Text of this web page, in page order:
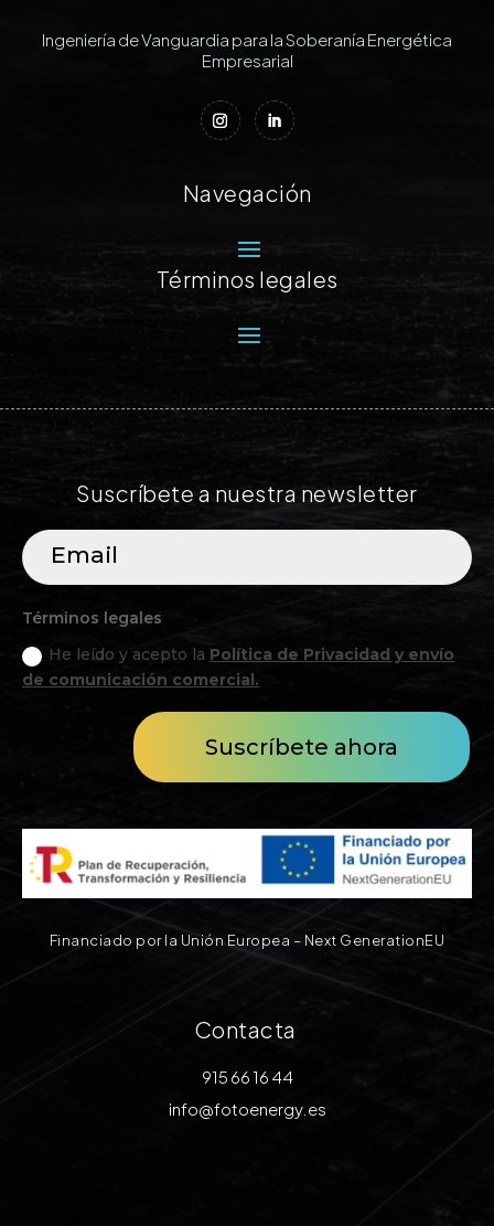
Ingeniería de Vanguardia para la Soberanía Energética
Empresarial
Navegación
Términos legales
Suscríbete a nuestra newsletter
Términos legales
He leído y acepto la Política de Privacidad y envío
de comunicación comercial.
Suscríbete ahora
Financiado por la Unión Europea – Next GenerationEU
Contacta
915 66 16 44
info@fotoenergy.es